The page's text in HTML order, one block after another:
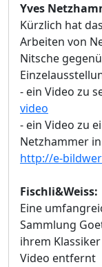
Yves
Kürzlich hat
Arbeiten von
Nitsche
- ein Video zu
video
- ein Video zu
Netzhammer
http://e-
Fischli&Weiss:
Eine
Sammlung
ihrem
Video entfernt